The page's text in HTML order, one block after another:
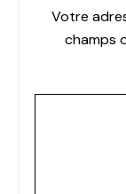
Votre
champs